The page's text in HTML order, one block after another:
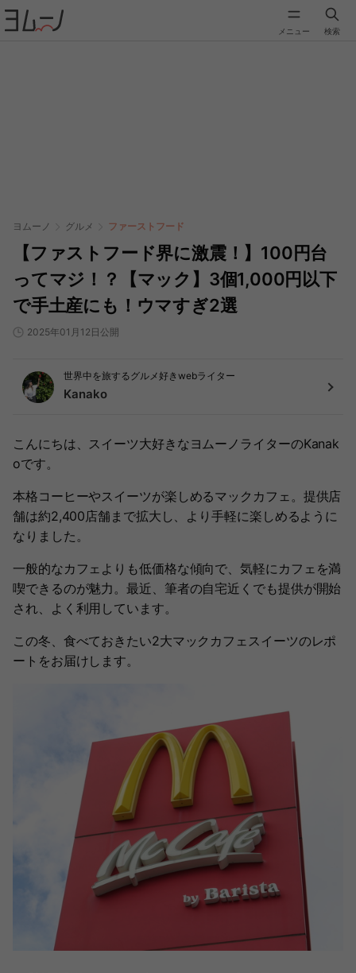
メニュー 検索
ヨムーノ グルメ ファーストフード
【ファストフード界に激震！】100円台
ってマジ！？【マック】3個1,000円以下
で手土産にも！ウマすぎ2選
2025年01月12日公開
世界中を旅するグルメ好きwebライター
Kanako
こんにちは、スイーツ大好きなヨムーノライターのKanak
oです。
本格コーヒーやスイーツが楽しめるマックカフェ。提供店
舗は約2,400店舗まで拡大し、より手軽に楽しめるように
なりました。
一般的なカフェよりも低価格な傾向で、気軽にカフェを満
喫できるのが魅力。最近、筆者の自宅近くでも提供が開始
され、よく利用しています。
この冬、食べておきたい2大マックカフェスイーツのレポ
ートをお届けします。